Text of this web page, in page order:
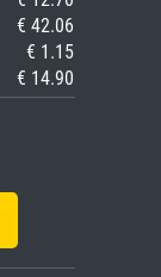
€ 42.06
€ 1.15
€ 14.90